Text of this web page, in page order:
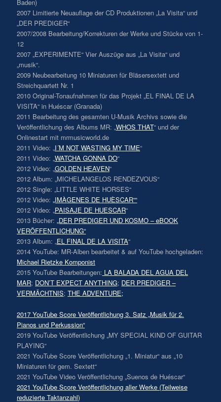
Baden)
2007 Limitierte Neuauflage der CD Produktionen „La Visita“ und
„DER PREDIGER“
2007/2008 Bearbeitung/Korrekturen der Werke und Stücke von 1-
12
2007 „EXPERIMENTE“ Vier Auszüge aus „La Visita“ und
„musik“.
2009 Neubearbeitung 10 Miniaturen für Bläsersextett und
Streichquartett Nr. 1
2010 Original-Tonaufnahmen für das Projekt „EL FINAL DE LA
VISITA“ in Huéscar (Granada)
2011 Bearbeitung des gesamten U-Musik Archivs sowie die
Veröffentlichung des Albums MR: „WHOS THAT“ und der
Onlinestart mit mrmusicworld.de
2011 Video: „I´M NOT WASTING MY TIME“
2011 Video: „WATCHA GONNA DO“
2012 Video: „GOLDEN HEAVEN“
2012 Album: „MICHELANGELOS RENDEZVOUS“
2012 Single: „LITTLE WHITE HORSES“
2012 Video:„IMÀGENES DE HUÈSCAR““
2012 Video: „PAISAJE DE HUESCAR“
2013 Bücher:„DER PREDIGER UND KOSMO – eBOOK
VERÖFFENTLICHUNG“
2013 Album: „EL FINAL DE LA VISITA“
2014 YouTube: MR-Alben bearbeitet & auf YouTube hochgeladen:
Michael Rietzke Komponist
2015 YouTube Bearbeitungen: LA BALADA DEL AGUA DEL
MAR; DON’T EXPECT ANYTHING; DER PREDIGER –
VERMÄCHTNIS;THE ADVENTURE;
2017 YouTube Score Veröffentlichung 3. Satz „Musik für 2.
Pianos und Perkussion“
2019 YouTube Veröffentlichung „MY SPECIAL KIND OF GUITAR
PLAYING“
2021 YouTube Score Veröffentlichung „1. Miniatur“ aus „10
Miniaturen für gem. Sextett“
2021 YouTube Video Veröffentlichung „Suenos de Huéscar“
2021 YouTube Score Veröffentlichung aller Werke (Teilweise
reduzierte Taktanzahl)